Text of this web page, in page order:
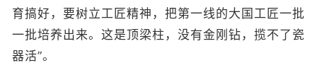
育搞好，要树立工匠精神，把第一线的大国工匠一批
一批培养出来。这是顶梁柱，没有金刚钻，揽不了瓷
器活”。